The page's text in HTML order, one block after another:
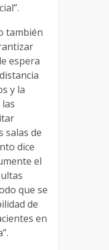
espera
y la
salas de
dice
el
que se
de
en